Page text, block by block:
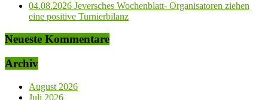
04.08.2026 Jeversches Wochenblatt- Organisatoren ziehen
eine positive Turnierbilanz
Neueste Kommentare
Archiv
August 2026
Juli 2026